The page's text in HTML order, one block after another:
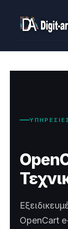
content
OpenCart